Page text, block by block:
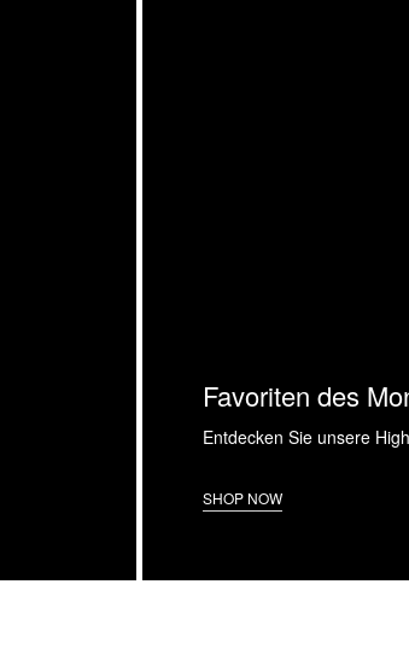
Favoriten des
Entdecken Sie unsere
SHOP NOW